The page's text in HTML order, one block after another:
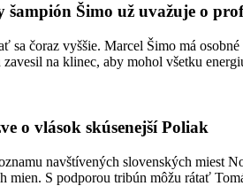
Šimo už uvažuje o
sa čoraz vyššie. Marcel Šimo má
na klinec, aby mohol všetku
o vlások skúsenejší Poliak
navštívených slovenských miest
S podporou tribún môžu rátať